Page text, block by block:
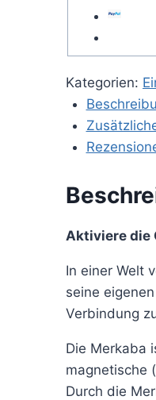
Kategorien:
Aktiviere die
In einer Welt
seine
Verbindung
Die Merkaba
magnetische
Durch die